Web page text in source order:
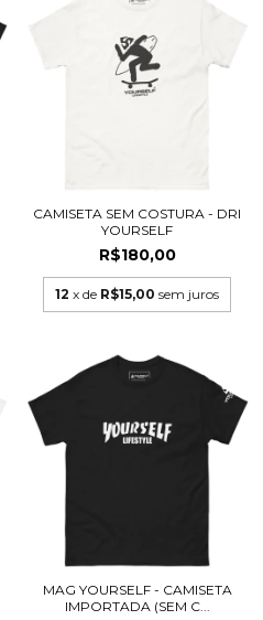
CAMISETA SEM COSTURA - DRI
YOURSELF
R$180,00
12 x de R$15,00 sem juros
MAG YOURSELF - CAMISETA
IMPORTADA (SEM C...